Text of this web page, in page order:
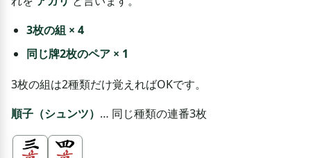
3枚の組 × 4
同じ牌2枚のペア × 1
3枚の組は2種類だけ覚えればOKです。
順子（シュンツ） … 同じ種類の連番3枚